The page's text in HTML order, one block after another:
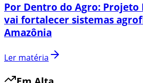
Por Dentro do Agro: Projeto
vai fortalecer sistemas
Amazônia
Ler matéria